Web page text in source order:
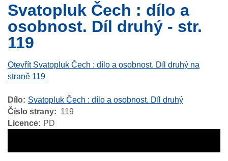
Svatopluk Čech : dílo a
osobnost. Díl druhý - str.
119
Otevřít Svatopluk Čech : dílo a osobnost. Díl druhý na
straně 119
Dílo
Svatopluk Čech : dílo a osobnost. Díl druhý
Číslo strany
119
Licence
PD